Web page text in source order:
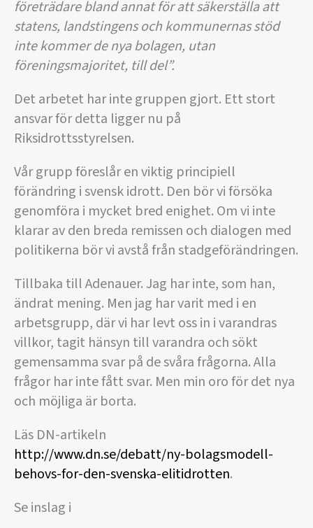
företrädare bland annat för att säkerställa att
statens, landstingens och kommunernas stöd
inte kommer de nya bolagen, utan
föreningsmajoritet, till del”.
Det arbetet har inte gruppen gjort. Ett stort
ansvar för detta ligger nu på
Riksidrottsstyrelsen.
Vår grupp föreslår en viktig principiell
förändring i svensk idrott. Den bör vi försöka
genomföra i mycket bred enighet. Om vi inte
klarar av den breda remissen och dialogen med
politikerna bör vi avstå från stadgeförändringen.
Tillbaka till Adenauer. Jag har inte, som han,
ändrat mening. Men jag har varit med i en
arbetsgrupp, där vi har levt oss in i varandras
villkor, tagit hänsyn till varandra och sökt
gemensamma svar på de svåra frågorna. Alla
frågor har inte fått svar. Men min oro för det nya
och möjliga är borta.
Läs DN-artikeln
http://www.dn.se/debatt/ny-bolagsmodell-
behovs-for-den-svenska-elitidrotten.
Se inslag i